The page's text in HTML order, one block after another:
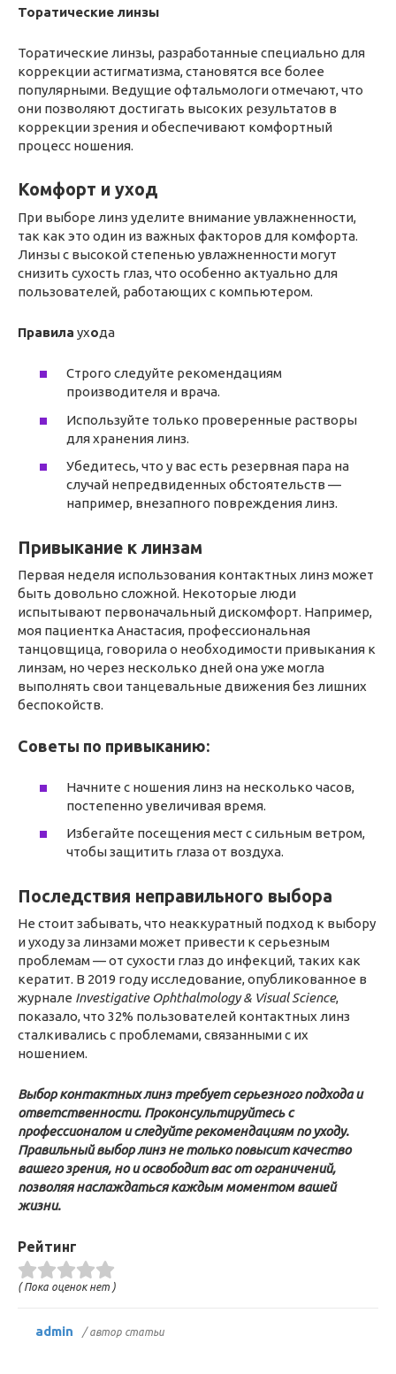
Торатические линзы
Торатические линзы, разработанные специально для
коррекции астигматизма, становятся все более
популярными. Ведущие офтальмологи отмечают, что
они позволяют достигать высоких результатов в
коррекции зрения и обеспечивают комфортный
процесс ношения.
Комфорт и уход
При выборе линз уделите внимание увлажненности,
так как это один из важных факторов для комфорта.
Линзы с высокой степенью увлажненности могут
снизить сухость глаз, что особенно актуально для
пользователей, работающих с компьютером.
Правила ухода
Строго следуйте рекомендациям
производителя и врача.
Используйте только проверенные растворы
для хранения линз.
Убедитесь, что у вас есть резервная пара на
случай непредвиденных обстоятельств —
например, внезапного повреждения линз.
Привыкание к линзам
Первая неделя использования контактных линз может
быть довольно сложной. Некоторые люди
испытывают первоначальный дискомфорт. Например,
моя пациентка Анастасия, профессиональная
танцовщица, говорила о необходимости привыкания к
линзам, но через несколько дней она уже могла
выполнять свои танцевальные движения без лишних
беспокойств.
Советы по привыканию:
Начните с ношения линз на несколько часов,
постепенно увеличивая время.
Избегайте посещения мест с сильным ветром,
чтобы защитить глаза от воздуха.
Последствия неправильного выбора
Не стоит забывать, что неаккуратный подход к выбору
и уходу за линзами может привести к серьезным
проблемам — от сухости глаз до инфекций, таких как
кератит. В 2019 году исследование, опубликованное в
журнале Investigative Ophthalmology & Visual Science,
показало, что 32% пользователей контактных линз
сталкивались с проблемами, связанными с их
ношением.
Выбор контактных линз требует серьезного подхода и
ответственности. Проконсультируйтесь с
профессионалом и следуйте рекомендациям по уходу.
Правильный выбор линз не только повысит качество
вашего зрения, но и освободит вас от ограничений,
позволяя наслаждаться каждым моментом вашей
жизни.
Рейтинг
( Пока оценок нет )
admin / автор статьи